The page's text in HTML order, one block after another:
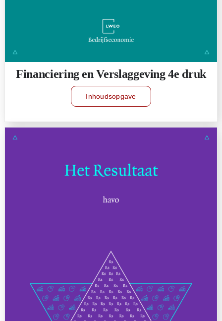
Financiering en Verslaggeving 4e druk
Inhoudsopgave